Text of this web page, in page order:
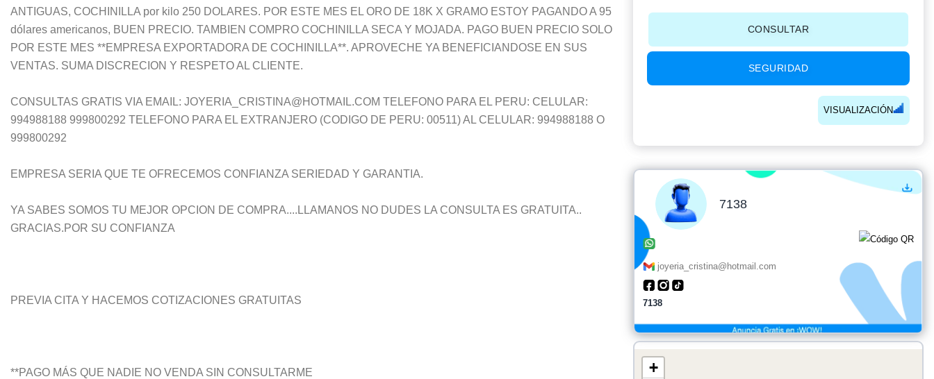
ANTIGUAS, COCHINILLA por kilo 250 DOLARES. POR ESTE MES EL ORO DE 18K X GRAMO ESTOY PAGANDO A 95
dólares americanos, BUEN PRECIO. TAMBIEN COMPRO COCHINILLA SECA Y MOJADA. PAGO BUEN PRECIO SOLO
POR ESTE MES **EMPRESA EXPORTADORA DE COCHINILLA**. APROVECHE YA BENEFICIANDOSE EN SUS
VENTAS. SUMA DISCRECION Y RESPETO AL CLIENTE.
CONSULTAS GRATIS VIA EMAIL: JOYERIA_CRISTINA@HOTMAIL.COM TELEFONO PARA EL PERU: CELULAR:
994988188 999800292 TELEFONO PARA EL EXTRANJERO (CODIGO DE PERU: 00511) AL CELULAR: 994988188 O
999800292
EMPRESA SERIA QUE TE OFRECEMOS CONFIANZA SERIEDAD Y GARANTIA.
YA SABES SOMOS TU MEJOR OPCION DE COMPRA....LLAMANOS NO DUDES LA CONSULTA ES GRATUITA..
GRACIAS.POR SU CONFIANZA
PREVIA CITA Y HACEMOS COTIZACIONES GRATUITAS
**PAGO MÁS QUE NADIE NO VENDA SIN CONSULTARME
CONSULTAR
SEGURIDAD
VISUALIZACIÓN
7138
joyeria_cristina@hotmail.com
7138
+